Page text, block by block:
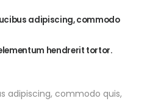
adipiscing, commodo
hendrerit tortor.
adipiscing, commodo quis,